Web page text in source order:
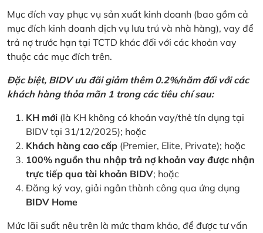
Mục đích vay phục vụ sản xuất kinh doanh (bao gồm cả
mục đích kinh doanh dịch vụ lưu trú và nhà hàng), vay để
trả nợ trước hạn tại TCTD khác đối với các khoản vay
thuộc các mục đích trên.
Đặc biệt, BIDV ưu đãi giảm thêm 0.2%/năm đối với các
khách hàng thỏa mãn 1 trong các tiêu chí sau:
KH mới (là KH không có khoản vay/thẻ tín dụng tại
BIDV tại 31/12/2025); hoặc
Khách hàng cao cấp (Premier, Elite, Private); hoặc
100% nguồn thu nhập trả nợ khoản vay được nhận
trực tiếp qua tài khoản BIDV; hoặc
Đăng ký vay, giải ngân thành công qua ứng dụng
BIDV Home
Mức lãi suất nêu trên là mức tham khảo, để được tư vấn